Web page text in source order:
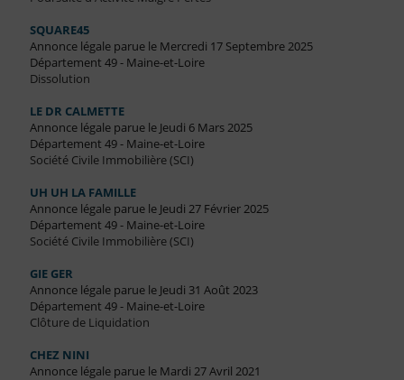
SQUARE45
Annonce légale parue le Mercredi 17 Septembre 2025
Département 49 - Maine-et-Loire
Dissolution
LE DR CALMETTE
Annonce légale parue le Jeudi 6 Mars 2025
Département 49 - Maine-et-Loire
Société Civile Immobilière (SCI)
UH UH LA FAMILLE
Annonce légale parue le Jeudi 27 Février 2025
Département 49 - Maine-et-Loire
Société Civile Immobilière (SCI)
GIE GER
Annonce légale parue le Jeudi 31 Août 2023
Département 49 - Maine-et-Loire
Clôture de Liquidation
CHEZ NINI
Annonce légale parue le Mardi 27 Avril 2021